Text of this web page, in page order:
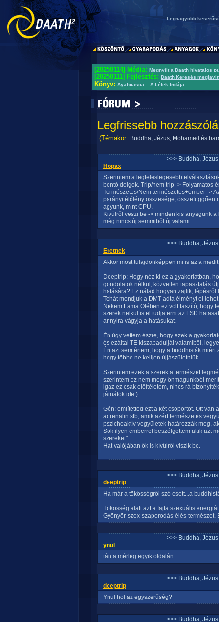
Legnagyobb
[20250114] Média: Megnyílt a Daath hivatalos
[20250111] Fejlesztés: Daath Keresés
Könyv: Ayahuasca – A Lélek Indája
Legfrissebb
(Témakör: Buddha, Jézus, Mohamed és
>>> Buddha,
Hopax
Szerintem a legfeleslegesebb
bontó dolgok. Trip/nem trip -> Folyamatos
Természetes/Nem természetes+ember ->
parányi élőlény összesége, összefüggően
agyunk, mint CPU.
Kivülről veszi be -> minden kis anyagunk
még nincs új semmiből új valami.
>>> Buddha,
Eretnek
Akkor most tulajdonképpen mi is az a
Deeptrip: Hogy néz ki ez a gyakorlatban,
gondolatok nélkül, közvetlen tapasztalás
hatására? Ez nálad hogyan zajlik, lépésről
Tehát mondjuk a DMT adta élményt el
Nekem Lama Olében ez volt taszító, hogy
szerek nélkül is el tudja érni az LSD
annyira vágyja a hatásukat.
Én úgy vettem észre, hogy ezek a
és ezáltal TE kiszabaduljál valamiből,
Én azt sem értem, hogy a buddhisták
hogy többé ne kelljen újjászületniük.
Szerintem ezek a szerek a természet
szerintem ez nem megy önmagunkból
igaz ez csak előítéletem, nincs rá
járnátok ide:)
Gén: említetted ezt a két csoportot. Ott van
adrenalin stb, amik azért természetes
pszichoaktív vegyületek határozzák meg,
Sok ilyen emberrel beszélgettem akik azt
szereket".
Hát valójában ők is kívülről viszik be.
>>> Buddha,
deeptrip
Ha már a tökösségről szó esett...a
Tökösség alatt azt a fajta szexuális
Gyönyör-szex-szaporodás-élés-természet.
>>> Buddha,
ynul
tán a mérleg egyik oldalán
>>> Buddha,
deeptrip
Ynul hol az egyszerűség?
>>> Buddha,